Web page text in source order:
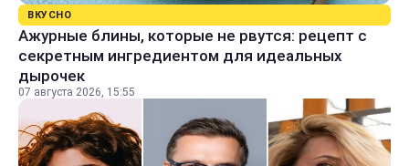
ВКУСНО
Ажурные блины, которые не рвутся: рецепт с
секретным ингредиентом для идеальных
дырочек
07 августа 2026, 15:55